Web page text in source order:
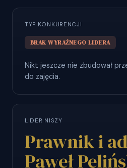
TYP KONKURENCJI
BRAK WYRAŹNEGO LIDERA
Nikt jeszcze nie zbudował
do zajęcia.
LIDER NISZY
Prawnik i
Paweł